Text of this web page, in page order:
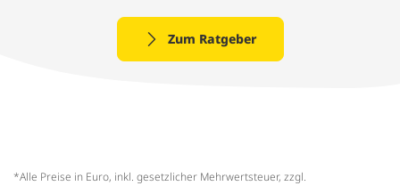
Zum Ratgeber
*Alle Preise in Euro, inkl. gesetzlicher Mehrwertsteuer, zzgl.